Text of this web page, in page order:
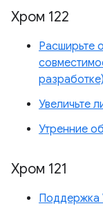
Хром 122
Расширьте
Увеличьте
Утренние
Хром 121
Поддержка